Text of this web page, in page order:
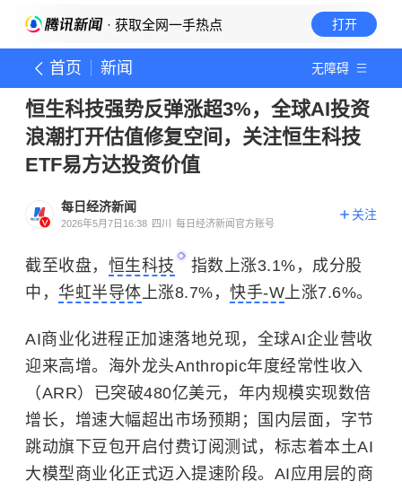
· 获取全网一手热点 打开
首页 新闻 无障碍
恒生科技强势反弹涨超3%，全球AI投资
浪潮打开估值修复空间，关注恒生科技
ETF易方达投资价值
每日经济新闻
2026年5月7日16:38 四川 每日经济新闻官方账号
关注
截至收盘， 恒生科技
指数上涨3.1%，成分股
中， 华虹半导体上涨8.7%， 快手-W上涨7.6%。
AI商业化进程正加速落地兑现，全球AI企业营收
迎来高增。海外龙头Anthropic年度经常性收入
（ARR）已突破480亿美元，年内规模实现数倍
增长，增速大幅超出市场预期；国内层面，字节
跳动旗下豆包开启付费订阅测试，标志着本土AI
大模型商业化正式迈入提速阶段。AI应用层的商